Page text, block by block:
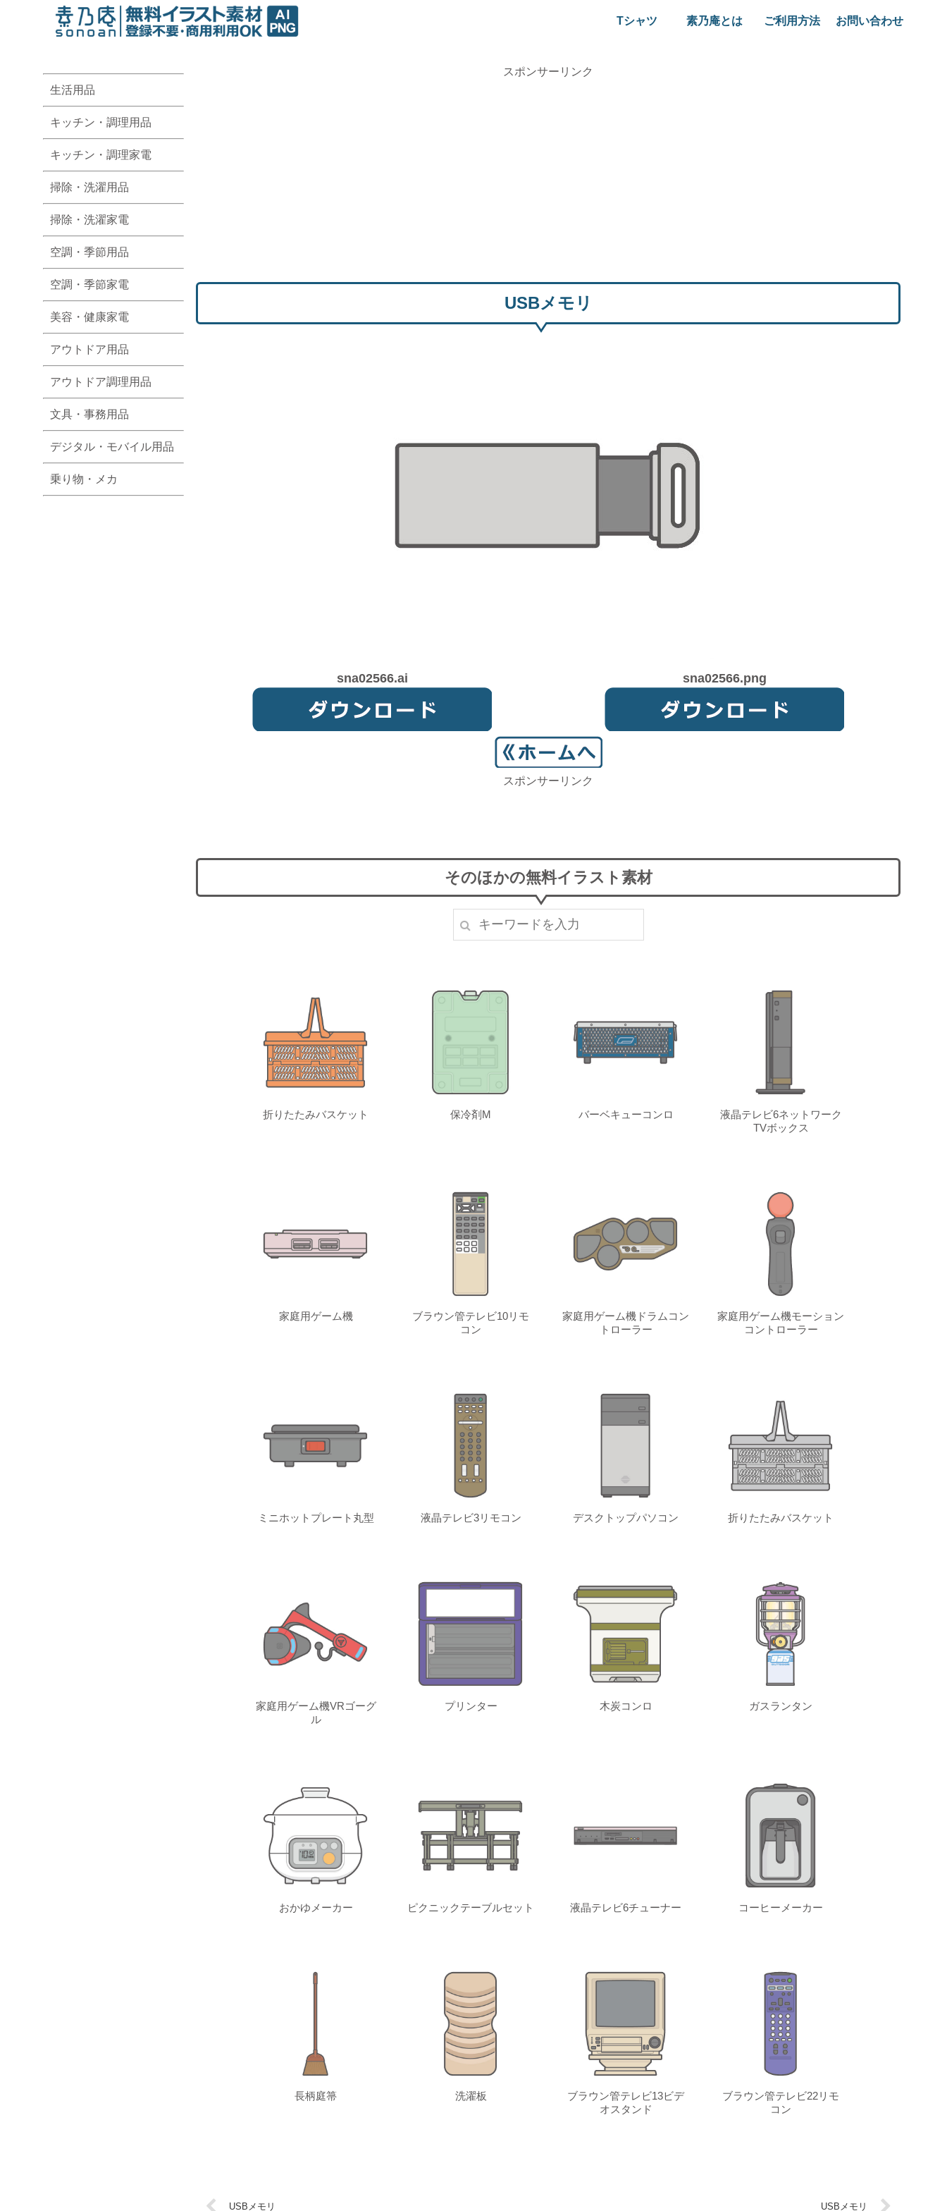
Tシャツ 素乃庵とは ご利用方法 お問い合わせ
スポンサーリンク
USBメモリ
sna02566.ai sna02566.png
スポンサーリンク
そのほかの無料イラスト素材
折りたたみバスケット 保冷剤M バーベキューコンロ
液晶テレビ6ネットワーク
TVボックス
家庭用ゲーム機
ブラウン管テレビ10リモ
コン
家庭用ゲーム機ドラムコン
トローラー
家庭用ゲーム機モーション
コントローラー
ミニホットプレート丸型 液晶テレビ3リモコン デスクトップパソコン 折りたたみバスケット
家庭用ゲーム機VRゴーグ
ル
プリンター 木炭コンロ ガスランタン
おかゆメーカー ピクニックテーブルセット 液晶テレビ6チューナー コーヒーメーカー
長柄庭箒 洗濯板
ブラウン管テレビ13ビデ
オスタンド
ブラウン管テレビ22リモ
コン
USBメモリ USBメモリ
生活用品
キッチン・調理用品
キッチン・調理家電
掃除・洗濯用品
掃除・洗濯家電
空調・季節用品
空調・季節家電
美容・健康家電
アウトドア用品
アウトドア調理用品
文具・事務用品
デジタル・モバイル用品
乗り物・メカ